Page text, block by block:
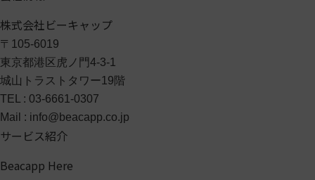
株式会社ビーキャップ
〒105-6019
東京都港区虎ノ門4-3-1
城山トラストタワー19階
TEL : 03-6661-0307
Mail : info@beacapp.co.jp
サービス紹介
Beacapp Here